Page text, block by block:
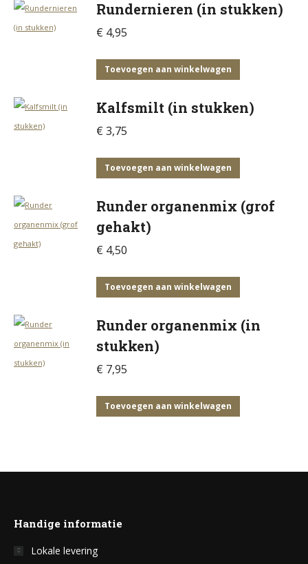
Rundernieren (in stukken)
€ 4,95
Toevoegen aan winkelwagen
Kalfsmilt (in stukken)
€ 3,75
Toevoegen aan winkelwagen
Runder organenmix (grof
gehakt)
€ 4,50
Toevoegen aan winkelwagen
Runder organenmix (in
stukken)
€ 7,95
Toevoegen aan winkelwagen
Handige informatie
Lokale levering